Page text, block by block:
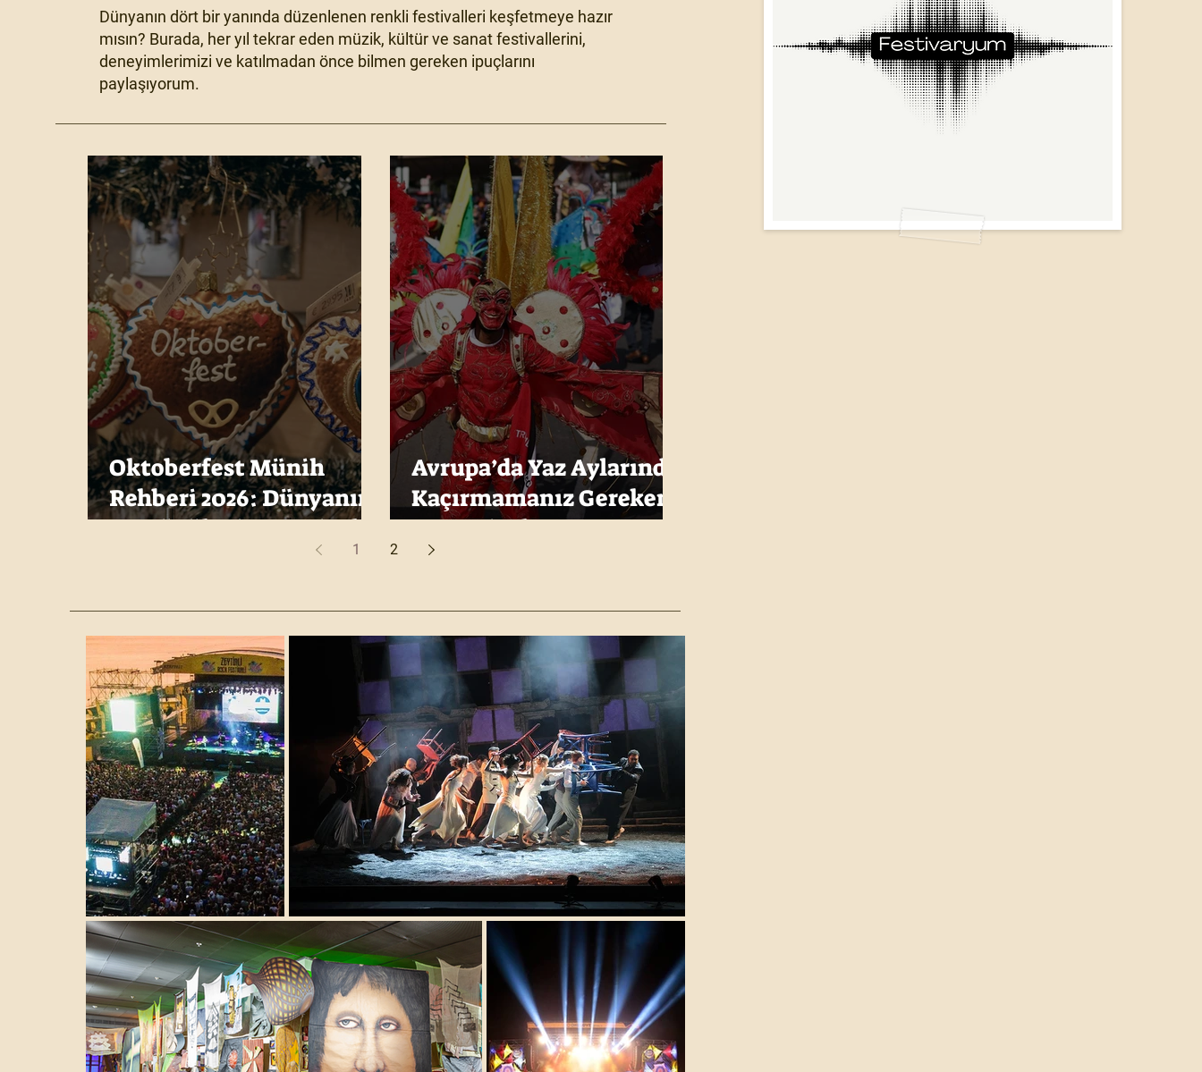
Dünyanın dört bir yanında düzenlenen renkli festivalleri keşfetmeye hazır
mısın? Burada, her yıl tekrar eden müzik, kültür ve sanat festivallerini,
deneyimlerimizi ve katılmadan önce bilmen gereken ipuçlarını
paylaşıyorum.
Oktoberfest Münih
Rehberi 2026: Dünyanın
En Büyük Bira Festivali
Hakkında Bilmeniz
Avrupa’da Yaz Aylarında
Kaçırmamanız Gereken
10 Festival
1 2